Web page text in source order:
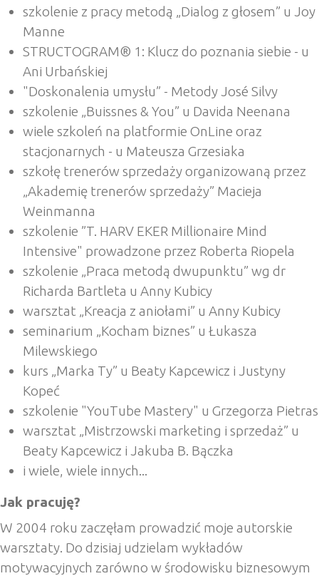
szkolenie z pracy metodą „Dialog z głosem” u Joy
Manne
STRUCTOGRAM® 1: Klucz do poznania siebie - u
Ani Urbańskiej
"Doskonalenia umysłu” - Metody José Silvy
szkolenie „Buissnes & You” u Davida Neenana
wiele szkoleń na platformie OnLine oraz
stacjonarnych - u Mateusza Grzesiaka
szkołę trenerów sprzedaży organizowaną przez
„Akademię trenerów sprzedaży” Macieja
Weinmanna
szkolenie ”T. HARV EKER Millionaire Mind
Intensive" prowadzone przez Roberta Riopela
szkolenie „Praca metodą dwupunktu” wg dr
Richarda Bartleta u Anny Kubicy
warsztat „Kreacja z aniołami” u Anny Kubicy
seminarium „Kocham biznes” u Łukasza
Milewskiego
kurs „Marka Ty” u Beaty Kapcewicz i Justyny
Kopeć
szkolenie "YouTube Mastery" u Grzegorza Pietras
warsztat „Mistrzowski marketing i sprzedaż” u
Beaty Kapcewicz i Jakuba B. Bączka
i wiele, wiele innych...
Jak pracuję?
W 2004 roku zaczęłam prowadzić moje autorskie
warsztaty. Do dzisiaj udzielam wykładów
motywacyjnych zarówno w środowisku biznesowym